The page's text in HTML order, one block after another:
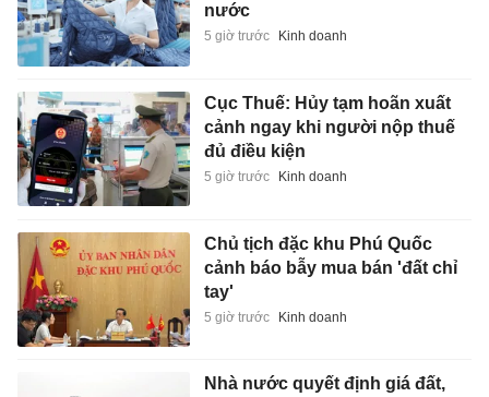
nước
5 giờ trước Kinh doanh
Cục Thuế: Hủy tạm hoãn xuất
cảnh ngay khi người nộp thuế
đủ điều kiện
5 giờ trước Kinh doanh
Chủ tịch đặc khu Phú Quốc
cảnh báo bẫy mua bán 'đất chỉ
tay'
5 giờ trước Kinh doanh
Nhà nước quyết định giá đất,